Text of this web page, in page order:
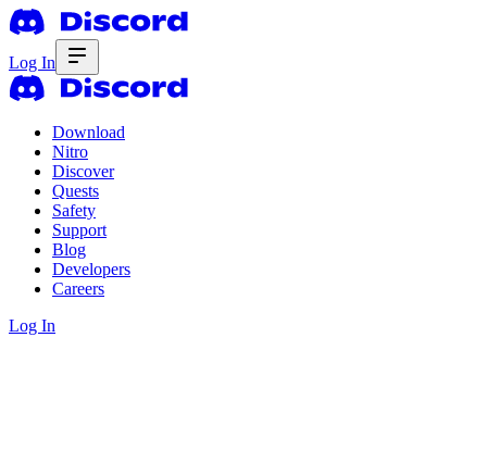
Log In
Download
Nitro
Discover
Quests
Safety
Support
Blog
Developers
Careers
Log In